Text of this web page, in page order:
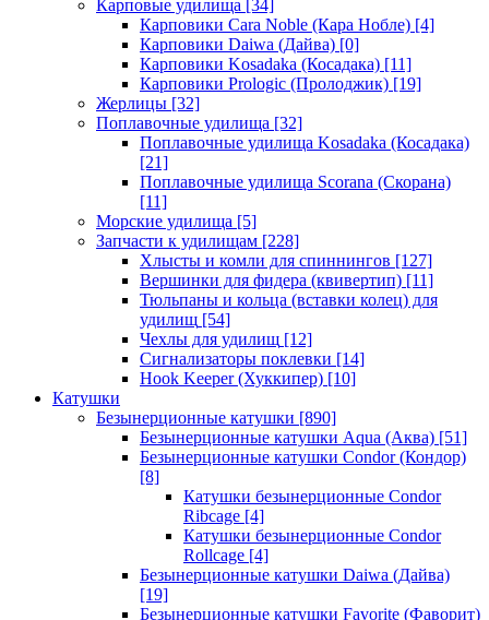
Карповые удилища [34]
Карповики Cara Noble (Кара Нобле) [4]
Карповики Daiwa (Дайва) [0]
Карповики Kosadaka (Косадака) [11]
Карповики Prologic (Пролоджик) [19]
Жерлицы [32]
Поплавочные удилища [32]
Поплавочные удилища Kosadaka (Косадака)
[21]
Поплавочные удилища Scorana (Скорана)
[11]
Морские удилища [5]
Запчасти к удилищам [228]
Хлысты и комли для спиннингов [127]
Вершинки для фидера (квивертип) [11]
Тюльпаны и кольца (вставки колец) для
удилищ [54]
Чехлы для удилищ [12]
Сигнализаторы поклевки [14]
Hook Keeper (Хуккипер) [10]
Катушки
Безынерционные катушки [890]
Безынерционные катушки Aqua (Аква) [51]
Безынерционные катушки Condor (Кондор)
[8]
Катушки безынерционные Condor
Ribcage [4]
Катушки безынерционные Condor
Rollcage [4]
Безынерционные катушки Daiwa (Дайва)
[19]
Безынерционные катушки Favorite (Фаворит)